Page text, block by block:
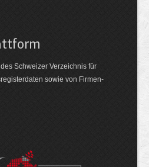
Schweizer Verzeichnis für
sowie von Firmen­